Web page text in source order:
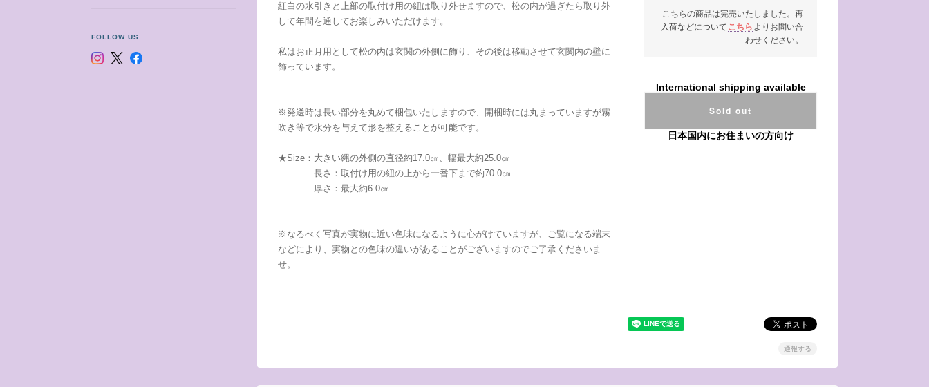
紅白の水引きと上部の取付け用の紐は取り外せますので、松の内が過ぎたら取り外
して年間を通してお楽しみいただけます。
私はお正月用として松の内は玄関の外側に飾り、その後は移動させて玄関内の壁に
飾っています。
※発送時は長い部分を丸めて梱包いたしますので、開梱時には丸まっていますが霧
吹き等で水分を与えて形を整えることが可能です。
★Size：大きい縄の外側の直径約17.0㎝、幅最大約25.0㎝
長さ：取付け用の紐の上から一番下まで約70.0㎝
厚さ：最大約6.0㎝
※なるべく写真が実物に近い色味になるように心がけていますが、ご覧になる端末
などにより、実物との色味の違いがあることがございますのでご了承くださいま
せ。
こちらの商品は完売いたしました。再
入荷などについて こちら よりお問い合
わせください。
International shipping available
Sold out
日本国内にお住まいの方向け
通報する
FOLLOW US